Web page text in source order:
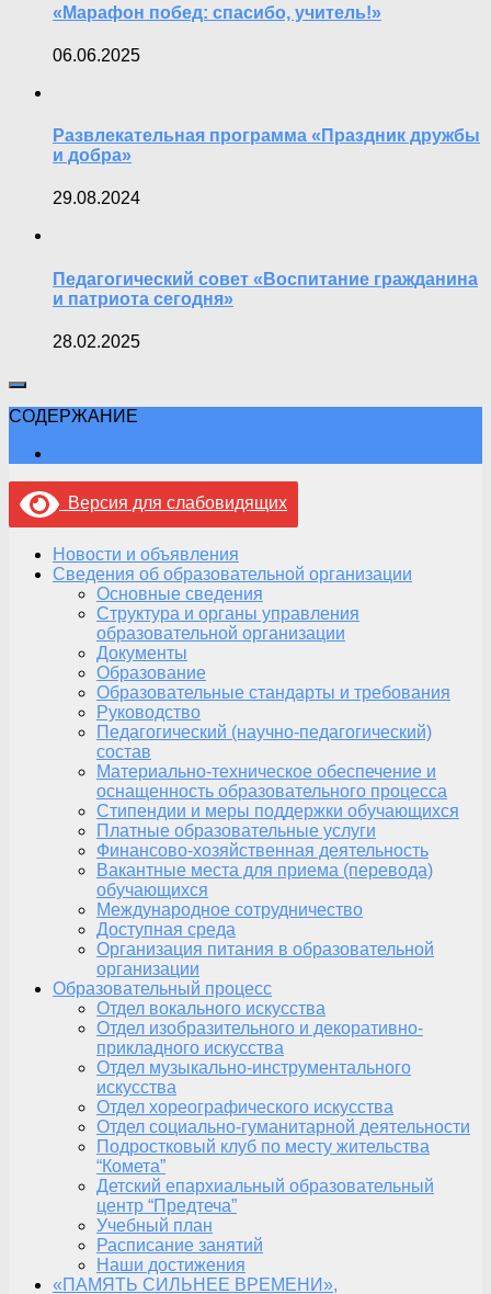
«Марафон побед: спасибо, учитель!»
06.06.2025
Развлекательная программа «Праздник дружбы
и добра»
29.08.2024
Педагогический совет «Воспитание гражданина
и патриота сегодня»
28.02.2025
СОДЕРЖАНИЕ
Версия для слабовидящих
Новости и объявления
Сведения об образовательной организации
Основные сведения
Структура и органы управления
образовательной организации
Документы
Образование
Образовательные стандарты и требования
Руководство
Педагогический (научно-педагогический)
состав
Материально-техническое обеспечение и
оснащенность образовательного процесса
Стипендии и меры поддержки обучающихся
Платные образовательные услуги
Финансово-хозяйственная деятельность
Вакантные места для приема (перевода)
обучающихся
Международное сотрудничество
Доступная среда
Организация питания в образовательной
организации
Образовательный процесс
Отдел вокального искусства
Отдел изобразительного и декоративно-
прикладного искусства
Отдел музыкально-инструментального
искусства
Отдел хореографического искусства
Отдел социально-гуманитарной деятельности
Подростковый клуб по месту жительства
“Комета”
Детский епархиальный образовательный
центр “Предтеча”
Учебный план
Расписание занятий
Наши достижения
«ПАМЯТЬ СИЛЬНЕЕ ВРЕМЕНИ»,